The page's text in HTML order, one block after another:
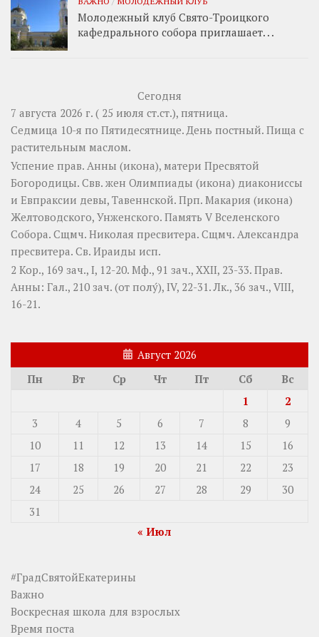
Молодежный клуб Свято-Троицкого
кафедрального собора приглашает. . .
Сегодня
7 августа 2026 г. ( 25 июля ст.ст.), пятница.
Седмица 10-я по Пятидесятнице. День постный. Пища с
растительным маслом.
Успение прав. Анны (икона), матери Пресвятой
Богородицы. Свв. жен Олимпиады (икона) диакониссы
и Евпраксии девы, Тавеннской. Прп. Макария (икона)
Желтоводского, Унженского. Память V Вселенского
Собора. Сщмч. Николая пресвитера. Сщмч. Александра
пресвитера. Св. Ираиды исп.
2 Кор., 169 зач., I, 12-20. Мф., 91 зач., XXII, 23-33. Прав.
Анны: Гал., 210 зач. (от полу́), IV, 22-31. Лк., 36 зач., VIII,
16-21.
Август 2026
Пн
Вт Ср Чт Пт Сб
Вс
1
2
3
4 5 6 7 8
9
10
11 12 13 14 15
16
17
18 19 20 21 22
23
24
25 26 27 28 29
30
31
« Июл
#ГрадСвятойЕкатерины
Важно
Воскресная школа для взрослых
Время поста